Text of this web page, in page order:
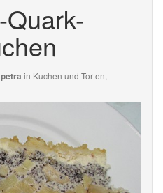
petra in Kuchen und Torten,